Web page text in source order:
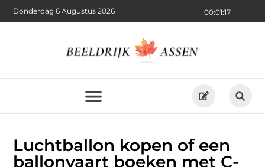
00:01:18
Donderdag 6 Augustus 2026
Luchtballon kopen of een
ballonvaart boeken met C-